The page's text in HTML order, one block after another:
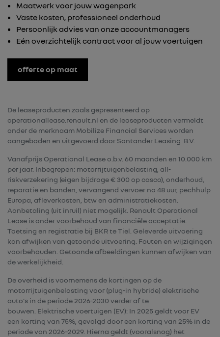
Maatwerk voor jouw wagenpark
Vaste kosten, professioneel onderhoud
Persoonlijk advies van onze accountmanagers
Eén overzichtelijk contract voor al jouw voertuigen
offerte op maat
De leaseproducten zoals gepresenteerd op
operationallease.renault.nl en de leaseproducten vermeldt
onder de merknaam Mobilize Financial Services worden
aangeboden en uitgevoerd door Santander Leasing B.V.
Vanafprijs Operational Lease o.b.v. 60 maanden en 10.000 km
per jaar. Inbegrepen: motorrijtuigenbelasting, all-
riskverzekering (eigen bijdrage € 300 op casco), onderhoud,
reparatie en banden, vervangend vervoer na 48 uur, pechhulp
Europa, afleverkosten, btw en administratiekosten.
Aanbetaling (uit inruil) niet mogelijk. Renault Operational
Lease is onder voorbehoud van financiële acceptatie.
Toetsing en registratie bij BKR te Tiel. Geleverde uitvoering
kan afwijken van getoonde uitvoering. Fouten en wijzigingen
voorbehouden. Getoonde afbeeldingen kunnen afwijken van
de werkelijkheid.
De overheid is voornemens de kortingen op de
motorrijtuigenbelasting voor (plug-in hybride) elektrische
auto’s in de periode 2026-2030 verder af te
bouwen. Elektrische voertuigen (EV): In 2025 geldt voor EV
een korting van 75%, gevolgd door een korting van 25% in de
periode van 2026–2029. Hierna geldt (vooralsnog) het